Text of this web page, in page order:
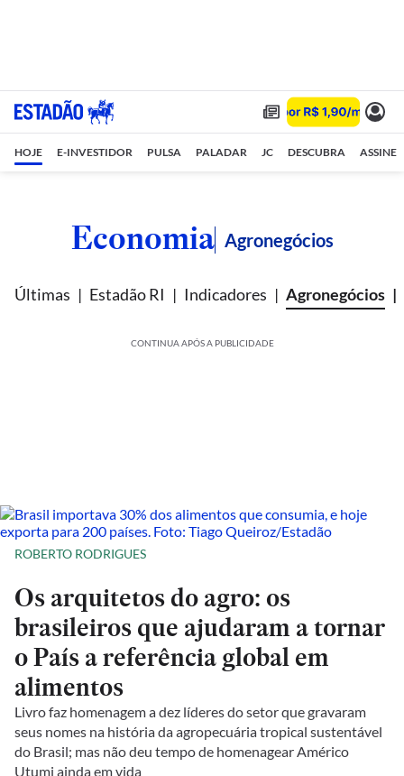
HOJE E-INVESTIDOR PULSA PALADAR JC DESCUBRA ASSINE
Economia Agronegócios
Últimas Estadão RI Indicadores Agronegócios
CONTINUA APÓS A PUBLICIDADE
ROBERTO RODRIGUES
Os arquitetos do agro: os
brasileiros que ajudaram a tornar
o País a referência global em
alimentos
Livro faz homenagem a dez líderes do setor que gravaram
seus nomes na história da agropecuária tropical sustentável
do Brasil; mas não deu tempo de homenagear Américo
Utumi ainda em vida